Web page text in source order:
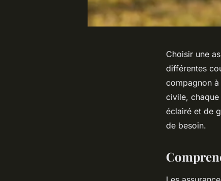
Choisir une
différentes
compagnon
civile,
éclairé et de
de besoin.